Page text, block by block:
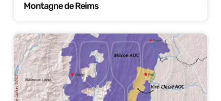
Montagne de Reims